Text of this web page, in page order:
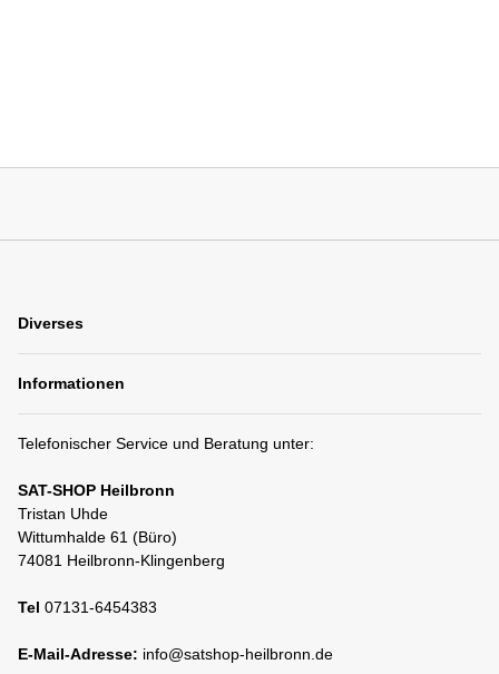
Diverses
Informationen
Telefonischer Service und Beratung unter:
SAT-SHOP Heilbronn
Tristan Uhde
Wittumhalde 61 (Büro)
74081 Heilbronn-Klingenberg
Tel 07131-6454383
E-Mail-Adresse: info@satshop-heilbronn.de